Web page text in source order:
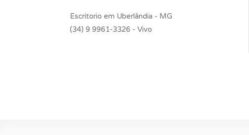
Escritorio em Uberlândia - MG
(34) 9 9961-3326 - Vivo